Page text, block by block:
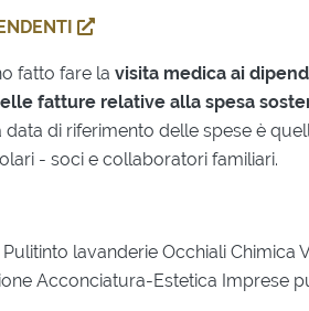
fatto fare lavisita medica ai
fatture relative alla spesa
data di riferimento delle spese è
- soci e collaboratori familiari.
lavanderie Occhiali Chimica
Acconciatura-Estetica Imprese